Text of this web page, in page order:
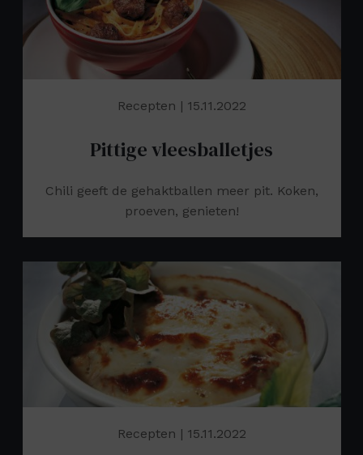
Recepten | 15.11.2022
Pittige vleesballetjes
Chili geeft de gehaktballen meer pit. Koken,
proeven, genieten!
Recepten | 15.11.2022